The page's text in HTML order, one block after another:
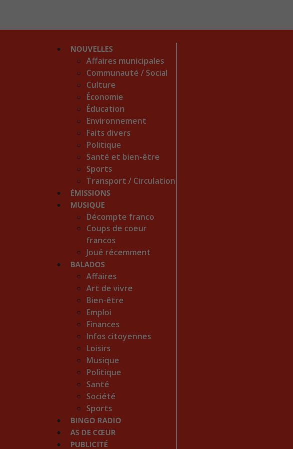
NOUVELLES
Affaires municipales
Communauté / Social
Culture
Économie
Éducation
Environnement
Faits divers
Politique
Santé et bien-être
Sports
Transport / Circulation
ÉMISSIONS
MUSIQUE
Décompte franco
Coups de coeur
francos
Joué récemment
BALADOS
Affaires
Art de vivre
Bien-être
Emploi
Finances
Infos citoyennes
Loisirs
Musique
Politique
Santé
Société
Sports
BINGO RADIO
AS DE CŒUR
PUBLICITÉ